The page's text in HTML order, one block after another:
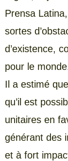
Prensa
sortes
d’existence,
pour le
Il a estimé
qu’il est
unitaires en
générant des
et à fort